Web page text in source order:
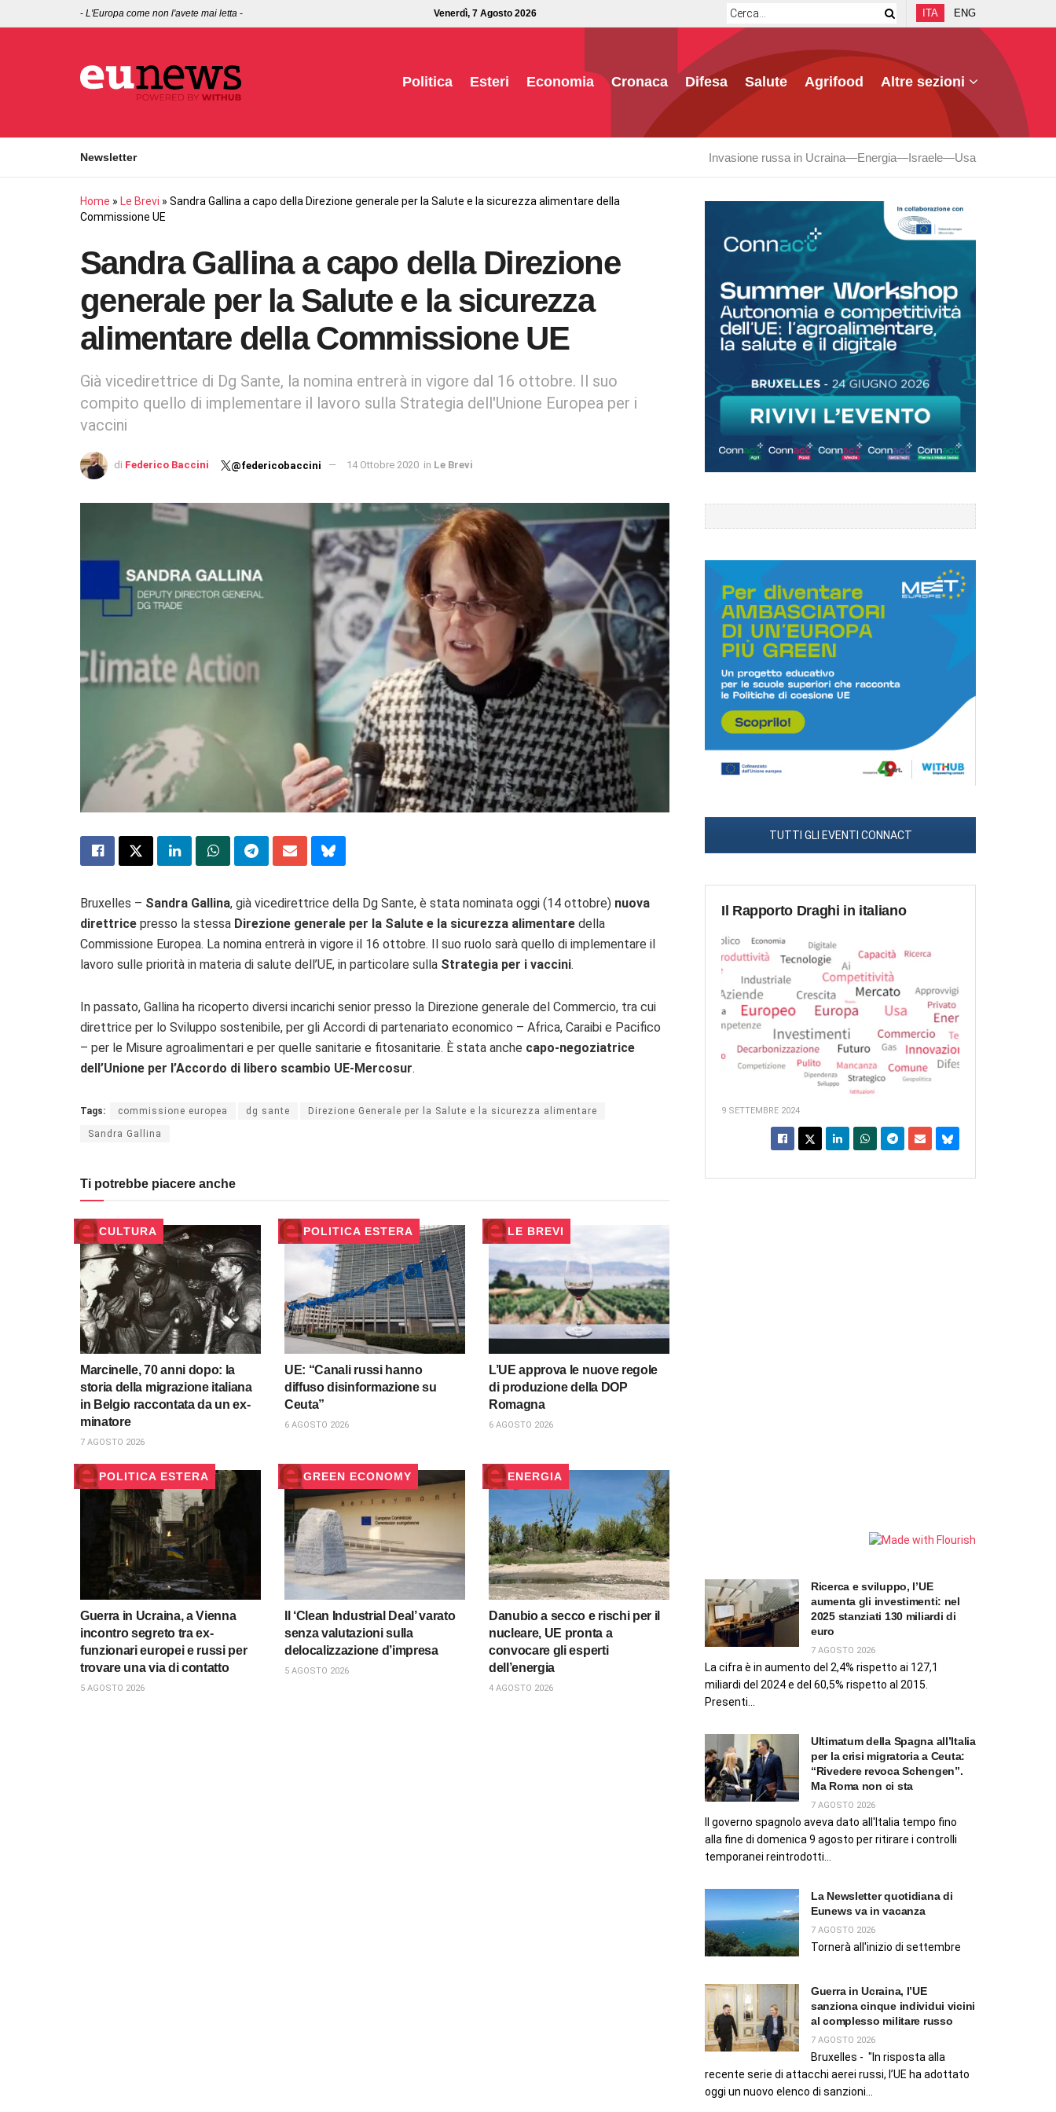
- L'Europa come non l'avete mai letta - Venerdì, 7 Agosto 2026 ITA ENG
Politica Esteri Economia Cronaca Difesa Salute Agrifood Altre sezioni
Newsletter Invasione russa in Ucraina Energia Israele Usa
Home » Le Brevi » Sandra Gallina a capo della Direzione generale per la Salute e la sicurezza alimentare della
Commissione UE
Sandra Gallina a capo della Direzione
generale per la Salute e la sicurezza
alimentare della Commissione UE
Già vicedirettrice di Dg Sante, la nomina entrerà in vigore dal 16 ottobre. Il suo
compito quello di implementare il lavoro sulla Strategia dell'Unione Europea per i
vaccini
di Federico Baccini @federicobaccini 14 Ottobre 2020 in Le Brevi
Bruxelles – Sandra Gallina, già vicedirettrice della Dg Sante, è stata nominata oggi (14 ottobre) nuova
direttrice presso la stessa Direzione generale per la Salute e la sicurezza alimentare della
Commissione Europea. La nomina entrerà in vigore il 16 ottobre. Il suo ruolo sarà quello di implementare il
lavoro sulle priorità in materia di salute dell’UE, in particolare sulla Strategia per i vaccini.
In passato, Gallina ha ricoperto diversi incarichi senior presso la Direzione generale del Commercio, tra cui
direttrice per lo Sviluppo sostenibile, per gli Accordi di partenariato economico – Africa, Caraibi e Pacifico
– per le Misure agroalimentari e per quelle sanitarie e fitosanitarie. È stata anche capo-negoziatrice
dell’Unione per l’Accordo di libero scambio UE-Mercosur.
Tags: commissione europea dg sante Direzione Generale per la Salute e la sicurezza alimentare
Sandra Gallina
Ti potrebbe piacere anche
CULTURA
Marcinelle, 70 anni dopo: la
storia della migrazione italiana
in Belgio raccontata da un ex-
minatore
7 AGOSTO 2026
POLITICA ESTERA
UE: “Canali russi hanno
diffuso disinformazione su
Ceuta”
6 AGOSTO 2026
LE BREVI
L’UE approva le nuove regole
di produzione della DOP
Romagna
6 AGOSTO 2026
POLITICA ESTERA
Guerra in Ucraina, a Vienna
incontro segreto tra ex-
funzionari europei e russi per
trovare una via di contatto
5 AGOSTO 2026
GREEN ECONOMY
Il ‘Clean Industrial Deal’ varato
senza valutazioni sulla
delocalizzazione d’impresa
5 AGOSTO 2026
ENERGIA
Danubio a secco e rischi per il
nucleare, UE pronta a
convocare gli esperti
dell’energia
4 AGOSTO 2026
TUTTI GLI EVENTI CONNACT
Il Rapporto Draghi in italiano
9 SETTEMBRE 2024
Ricerca e sviluppo, l’UE
aumenta gli investimenti: nel
2025 stanziati 130 miliardi di
euro
7 AGOSTO 2026
La cifra è in aumento del 2,4% rispetto ai 127,1
miliardi del 2024 e del 60,5% rispetto al 2015.
Presenti...
Ultimatum della Spagna all’Italia
per la crisi migratoria a Ceuta:
“Rivedere revoca Schengen”.
Ma Roma non ci sta
7 AGOSTO 2026
Il governo spagnolo aveva dato all'Italia tempo fino
alla fine di domenica 9 agosto per ritirare i controlli
temporanei reintrodotti...
La Newsletter quotidiana di
Eunews va in vacanza
7 AGOSTO 2026
Tornerà all'inizio di settembre
Guerra in Ucraina, l’UE
sanziona cinque individui vicini
al complesso militare russo
7 AGOSTO 2026
Bruxelles - "In risposta alla
recente serie di attacchi aerei russi, l’UE ha adottato
oggi un nuovo elenco di sanzioni...